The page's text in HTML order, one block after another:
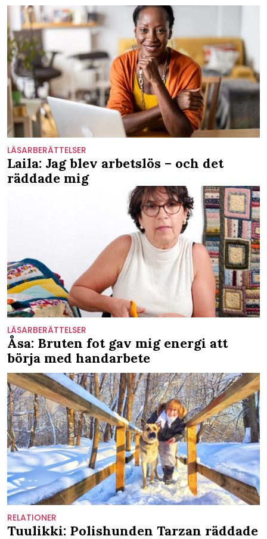
LÄSARBERÄTTELSER
Laila: Jag blev arbetslös – och det
räddade mig
LÄSARBERÄTTELSER
Åsa: Bruten fot gav mig energi att
börja med handarbete
RELATIONER
Tuulikki: Polishunden Tarzan räddade